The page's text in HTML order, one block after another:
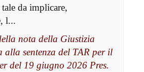
da implicare,
l...
nota della Giustizia
alla sentenza del TAR per il
del 19 giugno 2026 Pres.